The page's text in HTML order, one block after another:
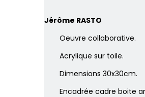
Jérôme RASTO
Oeuvre collaborative.
Acrylique sur toile.
Dimensions 30x30cm.
Encadrée cadre boite